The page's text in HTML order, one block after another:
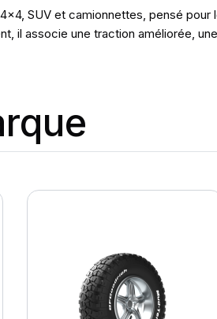
SUV et camionnettes, pensé
il associe une traction améliorée,